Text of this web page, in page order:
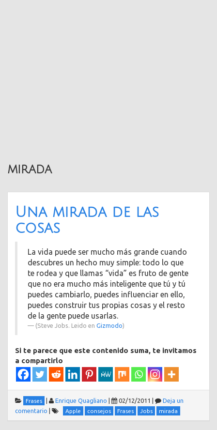
mirada
Una mirada de las
cosas
La vida puede ser mucho más grande cuando
descubres un hecho muy simple: todo lo que
te rodea y que llamas “vida” es fruto de gente
que no era mucho más inteligente que tú y tú
puedes cambiarlo, puedes influenciar en ello,
puedes construir tus propias cosas y el resto
de la gente puede usarlas.
(Steve Jobs. Leido en Gizmodo)
Si te parece que este contenido suma, te invitamos
a compartirlo
Frases | Enrique Quagliano | 02/12/2011 |
Deja un
comentario | Apple consejos Frases Jobs mirada